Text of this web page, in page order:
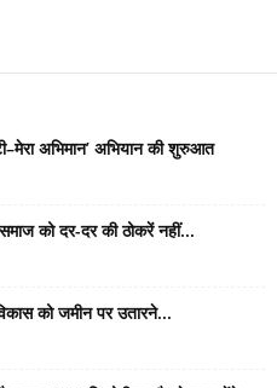
अभिमान’ अभियान की शुरुआत
को दर-दर की ठोकरें नहीं...
को जमीन पर उतारने...